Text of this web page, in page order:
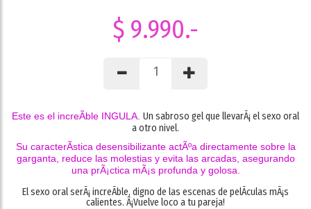
$ 9.990.-
Este es el increÃ­ble INGULA. Un sabroso gel que llevarÃ¡ el sexo oral
a otro nivel.
Su caracterÃ­stica desensibilizante actÃºa directamente sobre la
garganta, reduce las molestias y evita las arcadas, asegurando
una prÃ¡ctica mÃ¡s profunda y golosa.
El sexo oral serÃ¡ increÃ­ble, digno de las escenas de pelÃ­culas mÃ¡s
calientes. Â¡Vuelve loco a tu pareja!